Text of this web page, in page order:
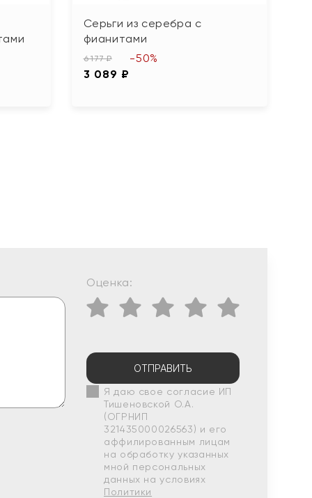
Серьги из серебра с
фианитами
6 177 ₽
3 089 ₽
-50%
Оценка:
ОТПРАВИТЬ
Я даю свое согласие ИП
Тишеновской О.А.
(ОГРНИП
321435000026563) и его
аффилированным лицам
на обработку указанных
мной персональных
данных на условиях
Политики